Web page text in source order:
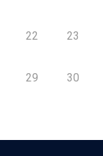
22 23
29 30